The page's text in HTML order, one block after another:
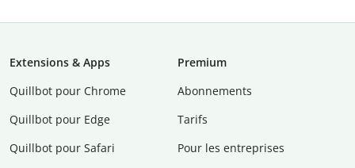
Extensions & Apps
Quillbot pour Chrome
Quillbot pour Edge
Quillbot pour Safari
Premium
Abonnements
Tarifs
Pour les entreprises